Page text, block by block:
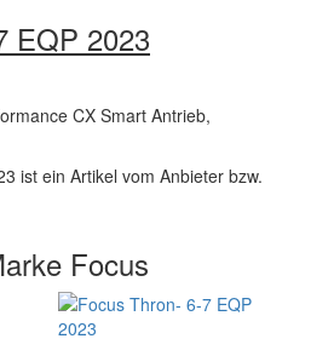
EQP 2023
CX Smart Antrieb,
ist ein Artikel vom Anbieter bzw.
Focus